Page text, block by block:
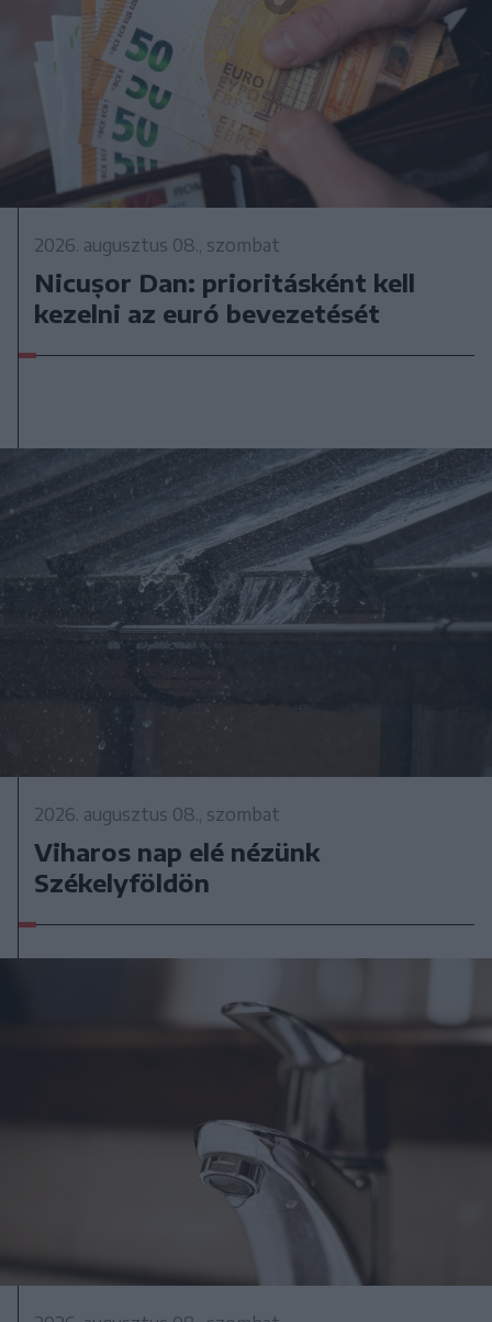
2026. augusztus 08., szombat
Nicușor Dan: prioritásként kell
kezelni az euró bevezetését
2026. augusztus 08., szombat
Viharos nap elé nézünk
Székelyföldön